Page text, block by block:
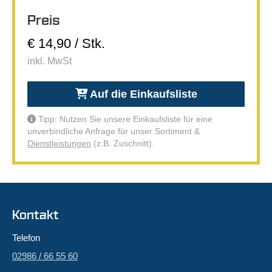
Preis
€ 14,90 / Stk.
inkl. MwSt
Auf die Einkaufsliste
Tipp: Nutzen Sie unsere Einkaufsliste für eine
unverbindliche Anfrage für unser Sortiment &
Dienstleistungen (z.B. Zuschnitt).
Kontakt
Telefon
02986 / 66 55 60